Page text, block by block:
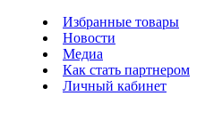
Избранные товары
Новости
Медиа
Как стать партнером
Личный кабинет